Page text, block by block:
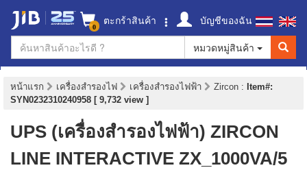
0 ตะกร้าสินค้า
บัญชีของฉัน
หมวดหมู่สินค้า
หน้าแรก เครื่องสำรองไฟ เครื่องสำรองไฟฟ้า Zircon : Item#:
SYN0232310240958 [ 9,732 view ]
UPS (เครื่องสำรองไฟฟ้า) ZIRCON
LINE INTERACTIVE ZX_1000VA/5